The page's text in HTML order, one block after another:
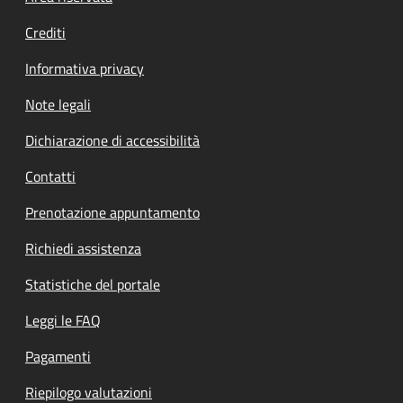
Crediti
Informativa privacy
Note legali
Dichiarazione di accessibilità
Contatti
Prenotazione appuntamento
Richiedi assistenza
Statistiche del portale
Leggi le FAQ
Pagamenti
Riepilogo valutazioni